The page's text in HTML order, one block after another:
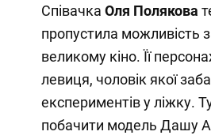
Співачка Оля Полякова
пропустила можливість
великому кіно. Її
левиця, чоловік якої
експериментів у ліжку.
побачити модель Дашу